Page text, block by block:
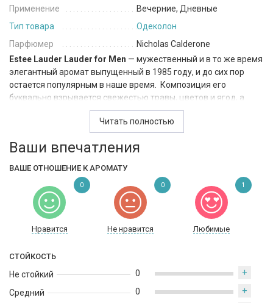
Применение
Вечерние, Дневные
Тип товара
Одеколон
Парфюмер
Nicholas Calderone
Estee Lauder Lauder for Men — мужественный и в то же время
элегантный аромат выпущенный в 1985 году, и до сих пор
остается популярным в наше время. Композиция его
буквально взрывается свежестью травы, цветов и ягод, а
цветочный акцент основанный на древесном букете создают
композицию полную глубины и чистоты чувств, а ноты мха,
амбры и мускуса придают уверенности в себе и окружают вас
аурой мужественности. Здесь в каждой капле чувствуется
Читать полностью
Ваши впечатления
ВАШЕ ОТНОШЕНИЕ К АРОМАТУ
Нравится Не нравится Любимые
0 0 1
СТОЙКОСТЬ
Не стойкий
Средний
0 +
0 +